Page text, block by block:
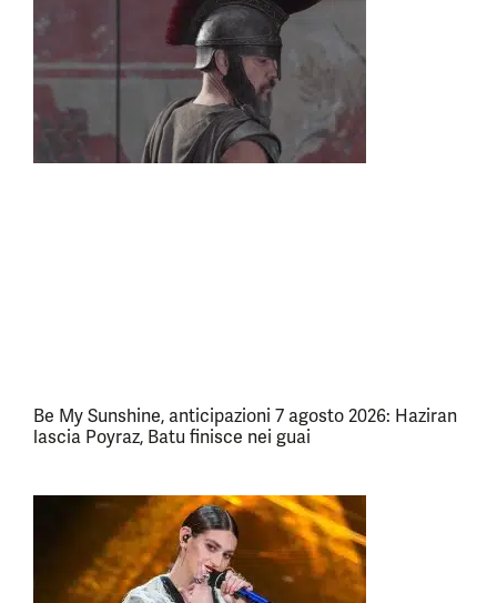
Be My Sunshine, anticipazioni 7 agosto 2026: Haziran
lascia Poyraz, Batu finisce nei guai